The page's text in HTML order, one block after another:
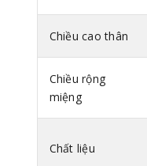
Chiều cao thân
Chiều rộng
miệng
Chất liệu